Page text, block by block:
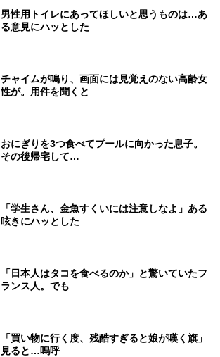
男性用トイレにあってほしいと思うものは…あ
る意見にハッとした
チャイムが鳴り、画面には見覚えのない高齢女
性が。用件を聞くと
おにぎりを3つ食べてプールに向かった息子。
その後帰宅して…
「学生さん、金魚すくいには注意しなよ」ある
呟きにハッとした
「日本人はタコを食べるのか」と驚いていたフ
ランス人。でも
「買い物に行く度、残酷すぎると娘が嘆く旗」
見ると…嗚呼